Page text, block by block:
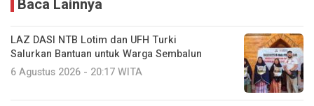
Baca Lainnya
LAZ DASI NTB Lotim dan UFH Turki
Salurkan Bantuan untuk Warga Sembalun
6 Agustus 2026 - 20:17 WITA